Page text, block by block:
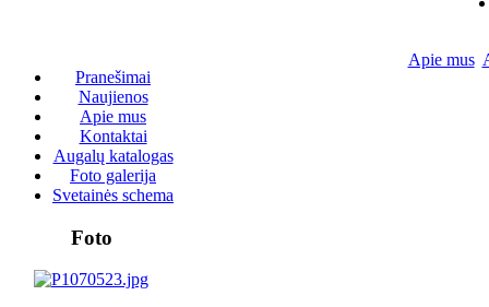
Pranešimai
Naujienos
Apie mus
Kontaktai
Augalų katalogas
Foto galerija
Svetainės schema
Foto
Apie mus